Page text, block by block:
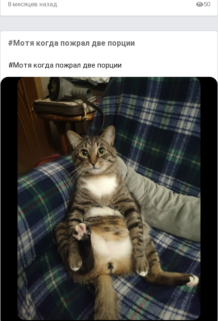
8 месяцев назад 50
#Мотя когда пожрал две порции
#Мотя когда пожрал две порции